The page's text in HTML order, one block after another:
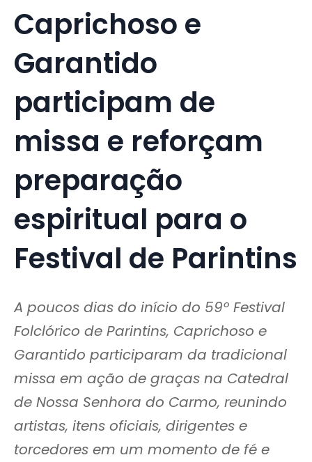
Caprichoso e
Garantido
participam de
missa e reforçam
preparação
espiritual para o
Festival de Parintins
A poucos dias do início do 59º Festival
Folclórico de Parintins, Caprichoso e
Garantido participaram da tradicional
missa em ação de graças na Catedral
de Nossa Senhora do Carmo, reunindo
artistas, itens oficiais, dirigentes e
torcedores em um momento de fé e